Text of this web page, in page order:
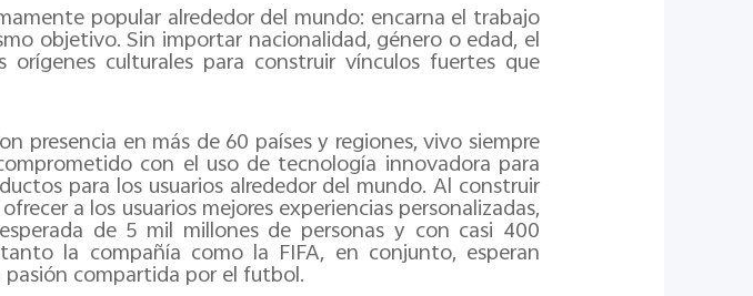
popular alrededor del mundo: encarna el trabajo
objetivo. Sin importar nacionalidad, género o edad, el
culturales para construir vínculos fuertes que
presencia en más de 60 países y regiones, vivo siempre
con el uso de tecnología innovadora para
para los usuarios alrededor del mundo. Al construir
a los usuarios mejores experiencias personalizadas,
de 5 mil millones de personas y con casi 400
la compañía como la FIFA, en conjunto, esperan
compartida por el futbol.